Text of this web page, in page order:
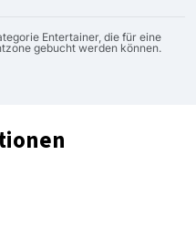
Entertainer, die für eine
gebucht werden können.